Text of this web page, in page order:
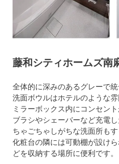
藤和シティホームズ南
全体的に深みのあるグレーで
洗面ボウルはホテルのような
ミラーボックス内にコンセン
ブラシやシェーバーなど充電
ちゃごちゃしがちな洗面所も
化粧台の隣には可動棚が設け
どを収納する場所に便利です。